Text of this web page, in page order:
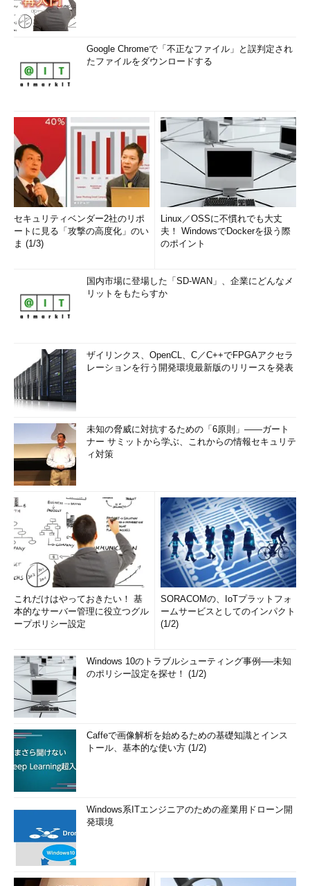
Google Chromeで「不正なファイル」と誤判定され
たファイルをダウンロードする
セキュリティベンダー2社のリポ
ートに見る「攻撃の高度化」のい
ま (1/3)
Linux／OSSに不慣れでも大丈
夫！ WindowsでDockerを扱う際
のポイント
国内市場に登場した「SD-WAN」、企業にどんなメ
リットをもたらすか
ザイリンクス、OpenCL、C／C++でFPGAアクセラ
レーションを行う開発環境最新版のリリースを発表
未知の脅威に対抗するための「6原則」――ガート
ナー サミットから学ぶ、これからの情報セキュリテ
ィ対策
これだけはやっておきたい！ 基
本的なサーバー管理に役立つグル
ープポリシー設定
SORACOMの、IoTプラットフォ
ームサービスとしてのインパクト
(1/2)
Windows 10のトラブルシューティング事例──未知
のポリシー設定を探せ！ (1/2)
Caffeで画像解析を始めるための基礎知識とインス
トール、基本的な使い方 (1/2)
Windows系ITエンジニアのための産業用ドローン開
発環境